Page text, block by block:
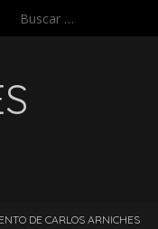
Buscar:
DE CARLOS ARNICHES